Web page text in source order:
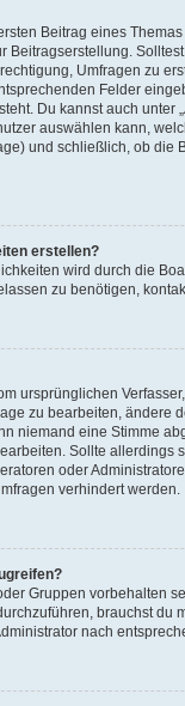
Beitrag eines
Beitragserstellung.
Umfragen zu
Felder
Du kannst auch unter
auswählen kann,
und schließlich, ob die
erstellen?
wird durch die
zu benötigen,
ursprünglichen
zu bearbeiten, ändere
niemand eine Stimme
Sollte allerdings
oder
verhindert werden.
Gruppen vorbehalten
brauchst du
nach